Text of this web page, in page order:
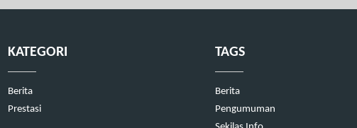
KATEGORI
Berita
Prestasi
TAGS
Berita
Pengumuman